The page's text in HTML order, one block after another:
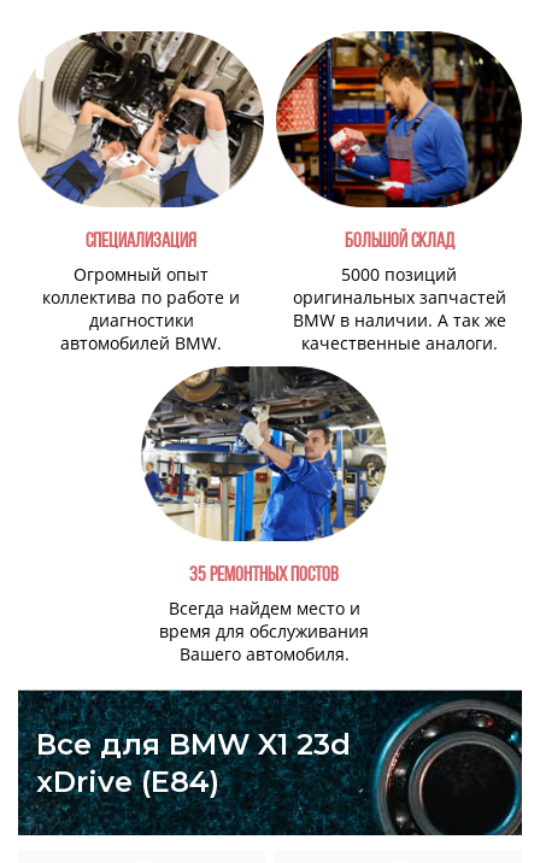
СПЕЦИАЛИЗАЦИЯ
Огромный опыт
коллектива по работе и
диагностики
автомобилей BMW.
БОЛЬШОЙ СКЛАД
5000 позиций
оригинальных запчастей
BMW в наличии. А так же
качественные аналоги.
35 РЕМОНТНЫХ ПОСТОВ
Всегда найдем место и
время для обслуживания
Вашего автомобиля.
Все для BMW X1 23d
xDrive (E84)